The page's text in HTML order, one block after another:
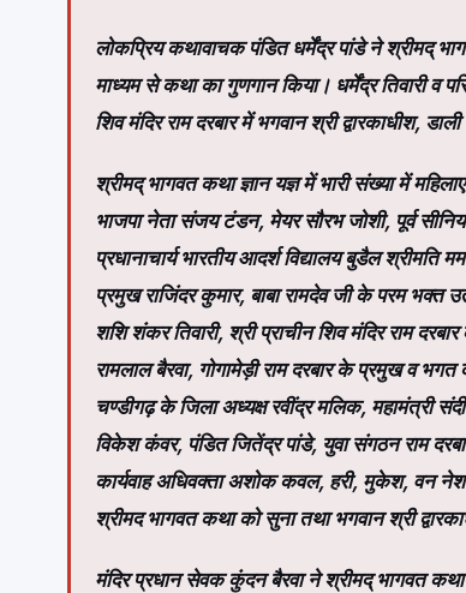
लोकप्रिय कथावाचक पंडित धर्मेंद्र पांडे ने श्रीमद्
माध्यम से कथा का गुणगान किया। धर्मेंद्र तिवारी व
शिव मंदिर राम दरबार में भगवान श्री द्वारकाधीश,
श्रीमद् भागवत कथा ज्ञान यज्ञ में भारी संख्या में
भाजपा नेता संजय टंडन, मेयर सौरभ जोशी, पूर्व
प्रधानाचार्य भारतीय आदर्श विद्यालय बुडैल
प्रमुख राजिंदर कुमार, बाबा रामदेव जी के परम
शशि शंकर तिवारी, श्री प्राचीन शिव मंदिर राम
रामलाल बैरवा, गोगामेड़ी राम दरबार के प्रमुख व
चण्डीगढ़ के जिला अध्यक्ष रवींद्र मलिक, महामंत्री
विकेश कंवर, पंडित जितेंद्र पांडे, युवा संगठन राम
कार्यवाह अधिवक्ता अशोक कवल, हरी, मुकेश, वन
श्रीमद भागवत कथा को सुना तथा भगवान श्री
मंदिर प्रधान सेवक कुंदन बैरवा ने श्रीमद् भागवत